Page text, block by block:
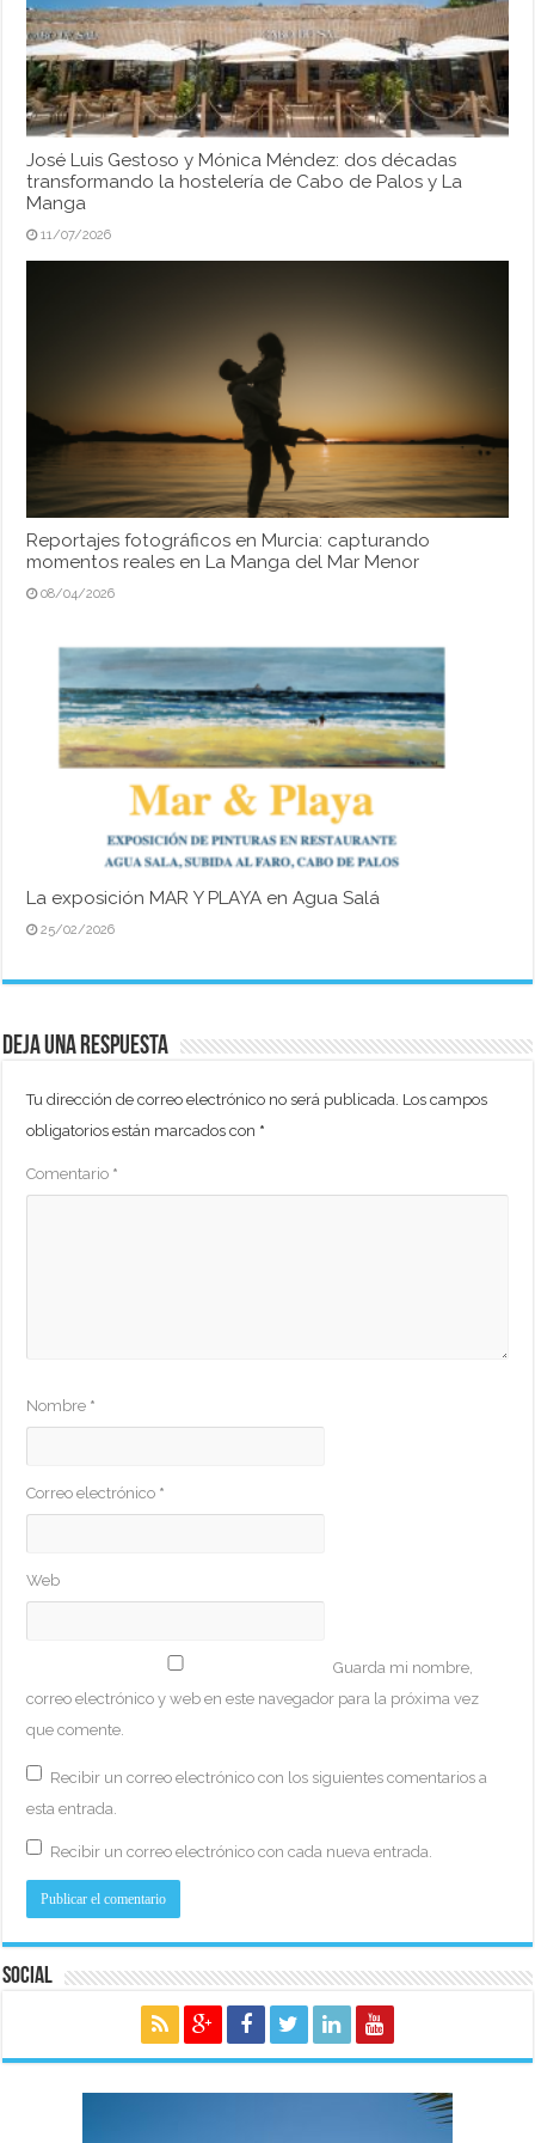
José Luis Gestoso y Mónica Méndez: dos décadas
transformando la hostelería de Cabo de Palos y La
Manga
11/07/2026
Reportajes fotográficos en Murcia: capturando
momentos reales en La Manga del Mar Menor
08/04/2026
La exposición MAR Y PLAYA en Agua Salá
25/02/2026
Deja una respuesta
Tu dirección de correo electrónico no será publicada. Los campos
obligatorios están marcados con *
Comentario *
Nombre *
Correo electrónico *
Web
Guarda mi nombre,
correo electrónico y web en este navegador para la próxima vez
que comente.
Recibir un correo electrónico con los siguientes comentarios a
esta entrada.
Recibir un correo electrónico con cada nueva entrada.
Social